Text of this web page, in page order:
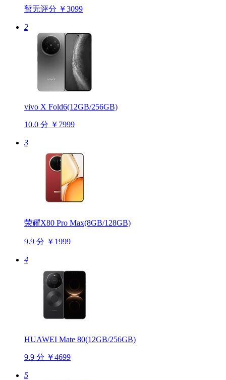
暂无评分 ￥3099
2
vivo X Fold6(12GB/256GB)
10.0 分 ￥7999
3
荣耀X80 Pro Max(8GB/128GB)
9.9 分 ￥1999
4
HUAWEI Mate 80(12GB/256GB)
9.9 分 ￥4699
5